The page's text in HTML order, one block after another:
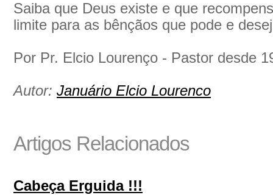
Saiba que Deus existe e que
limite para as bênçãos que pode e
Por Pr. Elcio Lourenço - Pastor desde
Autor: Januário Elcio Lourenco
Artigos Relacionados
Cabeça Erguida !!!